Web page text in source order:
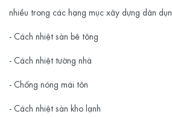
nhiều trong các hạng mục xây dựng dân
- Cách nhiệt sàn bê tông
- Cách nhiệt tường nhà
- Chống nóng mái tôn
- Cách nhiệt sàn kho lạnh